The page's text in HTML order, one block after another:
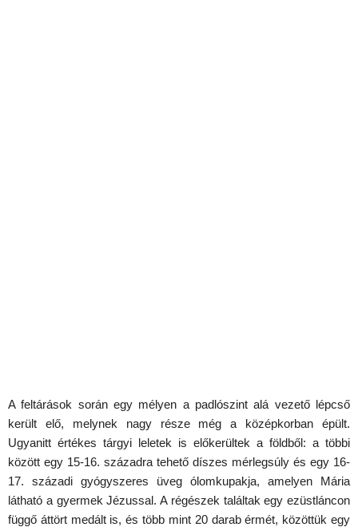
A feltárások során egy mélyen a padlószint alá vezető lépcső
került elő, melynek nagy része még a középkorban épült.
Ugyanitt értékes tárgyi leletek is előkerültek a földből: a többi
között egy 15-16. századra tehető díszes mérlegsúly és egy 16-
17. századi gyógyszeres üveg ólomkupakja, amelyen Mária
látható a gyermek Jézussal. A régészek találtak egy ezüstláncon
függő áttört medált is, és több mint 20 darab érmét, közöttük egy